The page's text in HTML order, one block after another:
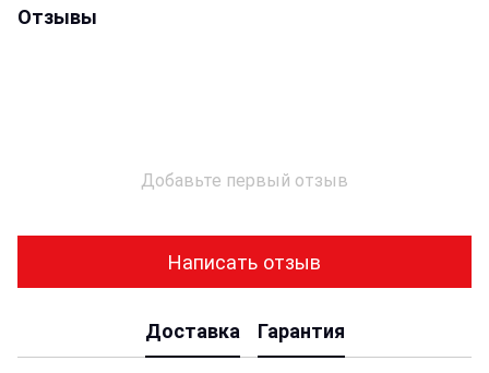
Отзывы
Добавьте первый отзыв
Написать отзыв
Доставка Гарантия